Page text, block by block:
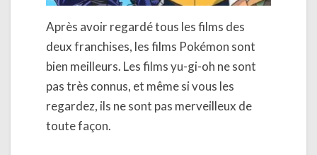
Après avoir regardé tous les films des
deux franchises, les films Pokémon sont
bien meilleurs. Les films yu-gi-oh ne sont
pas très connus, et même si vous les
regardez, ils ne sont pas merveilleux de
toute façon.